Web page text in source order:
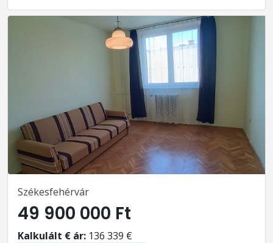
Székesfehérvár
49 900 000 Ft
Kalkulált € ár: 136 339 €